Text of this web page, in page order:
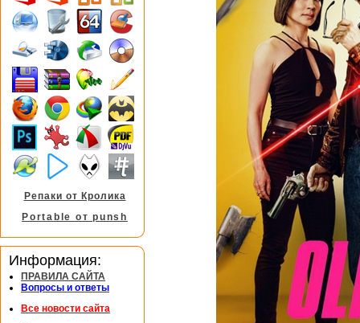
Репаки от Кролика
Portable от punsh
Информация:
ПРАВИЛА САЙТА
Вопросы и ответы
Все новости сайта